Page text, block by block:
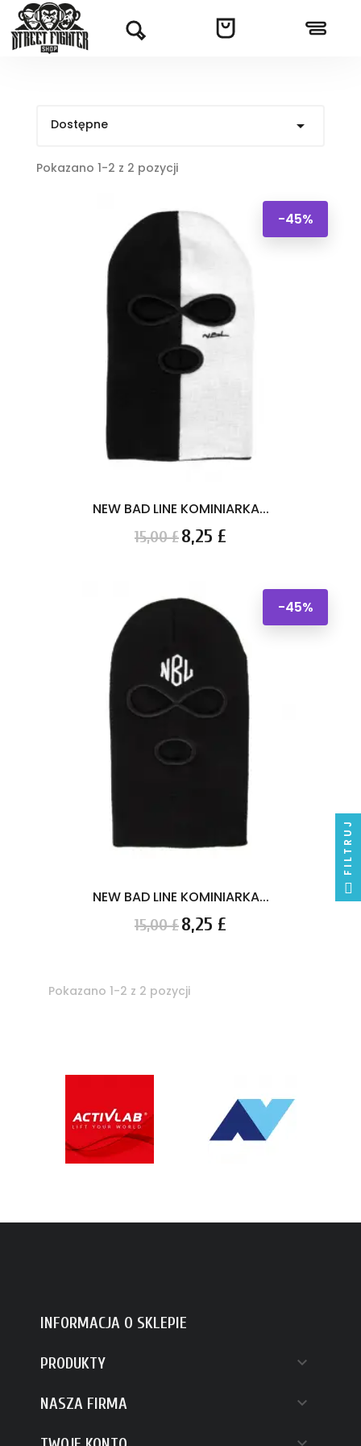
Dostępne 
Pokazano 1-2 z 2 pozycji
NEW BAD LINE KOMINIARKA...
Cena
15,00 £
-45%
Cena
8,25 £
NEW BAD LINE KOMINIARKA...
Cena
15,00 £
-45%
Cena
8,25 £
Pokazano 1-2 z 2 pozycji
INFORMACJA O SKLEPIE
PRODUKTY 
NASZA FIRMA 
FILTRUJ